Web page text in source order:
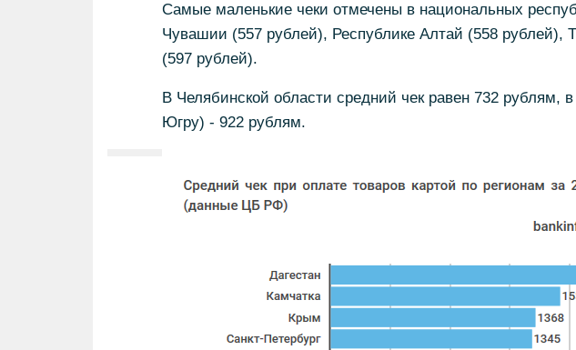
Самые маленькие чеки отмечены в национальных
Чувашии (557 рублей), Республике Алтай (558 рублей),
(597 рублей).
В Челябинской области средний чек равен 732 рублям,
Югру) - 922 рублям.